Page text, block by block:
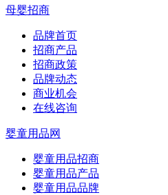
母婴招商
品牌首页
招商产品
招商政策
品牌动态
商业机会
在线咨询
婴童用品网
婴童用品招商
婴童用品产品
婴童用品品牌